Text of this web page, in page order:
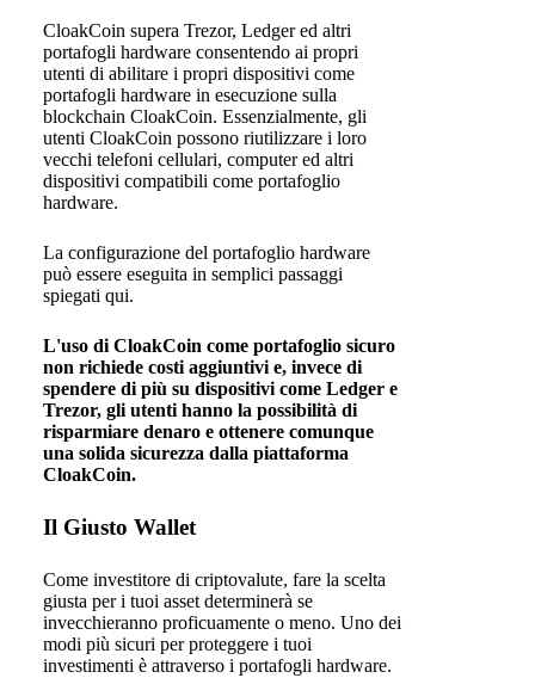
CloakCoin supera Trezor, Ledger ed altri
portafogli hardware consentendo ai propri
utenti di abilitare i propri dispositivi come
portafogli hardware in esecuzione sulla
blockchain CloakCoin. Essenzialmente, gli
utenti CloakCoin possono riutilizzare i loro
vecchi telefoni cellulari, computer ed altri
dispositivi compatibili come portafoglio
hardware.
La configurazione del portafoglio hardware
può essere eseguita in semplici passaggi
spiegati qui.
L'uso di CloakCoin come portafoglio sicuro
non richiede costi aggiuntivi e, invece di
spendere di più su dispositivi come Ledger e
Trezor, gli utenti hanno la possibilità di
risparmiare denaro e ottenere comunque
una solida sicurezza dalla piattaforma
CloakCoin.
Il Giusto Wallet
Come investitore di criptovalute, fare la scelta
giusta per i tuoi asset determinerà se
invecchieranno proficuamente o meno. Uno dei
modi più sicuri per proteggere i tuoi
investimenti è attraverso i portafogli hardware.